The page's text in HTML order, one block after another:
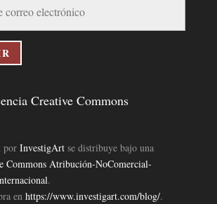
Creative Commons
por InvestigArtse distribuye bajo una
Commons Atribución-NoComercial-
.
en https://www.investigart.com/blog/.